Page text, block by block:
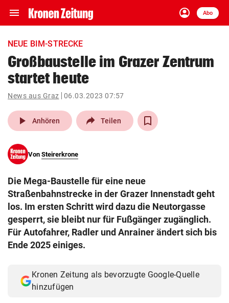
menu Navigation
ein-/ausklappen
account_circle
Anmelden
Abo
close Schließen
account_circle Anmelden
pin_drop
Wien arrow_right
search
eingeben
© Krone Multimedia GmbH & Co KG 2026
Muthgasse 2, 1190 Wien
NEUE BIM-STRECKE
Großbaustelle im Grazer Zentrum
startet heute
News aus Graz 06.03.2023 07:57
play_arrow Anhören Teilen
Von Steirerkrone
Die Mega-Baustelle für eine neue
Straßenbahnstrecke in der Grazer Innenstadt geht
los. Im ersten Schritt wird dazu die Neutorgasse
gesperrt, sie bleibt nur für Fußgänger zugänglich.
Für Autofahrer, Radler und Anrainer ändert sich bis
Ende 2025 einiges.
Kronen Zeitung als bevorzugte Google-Quelle
hinzufügen